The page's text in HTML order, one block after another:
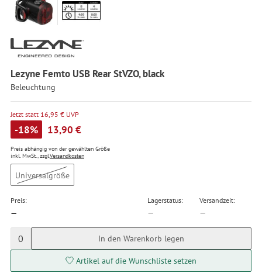
Lezyne Femto USB Rear StVZO, black
Beleuchtung
Jetzt statt 16,95 € UVP
-18% 13,90 €
Preis abhängig von der gewählten Größe
inkl. MwSt., zzgl.Versandkosten
Universalgröße
Preis:
—
Lagerstatus:
—
Versandzeit:
—
0 In den Warenkorb legen
Artikel auf die Wunschliste setzen